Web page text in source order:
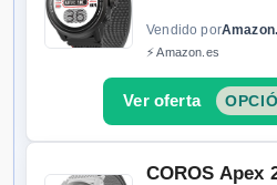
muñeca,
Frecuencia
sueño,
Negro
Vendido por
⚡ Amazon.es
COROS Apex